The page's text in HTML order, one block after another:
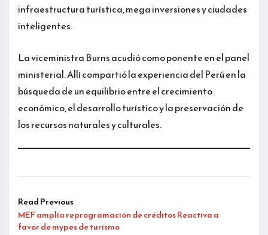
infraestructura turística, mega inversiones y ciudades
inteligentes.
La viceministra Burns acudió como ponente en el panel
ministerial. Allí compartió la experiencia del Perú en la
búsqueda de un equilibrio entre el crecimiento
económico, el desarrollo turístico y la preservación de
los recursos naturales y culturales.
Read Previous
MEF amplía reprogramación de créditos Reactiva a
favor de mypes de turismo